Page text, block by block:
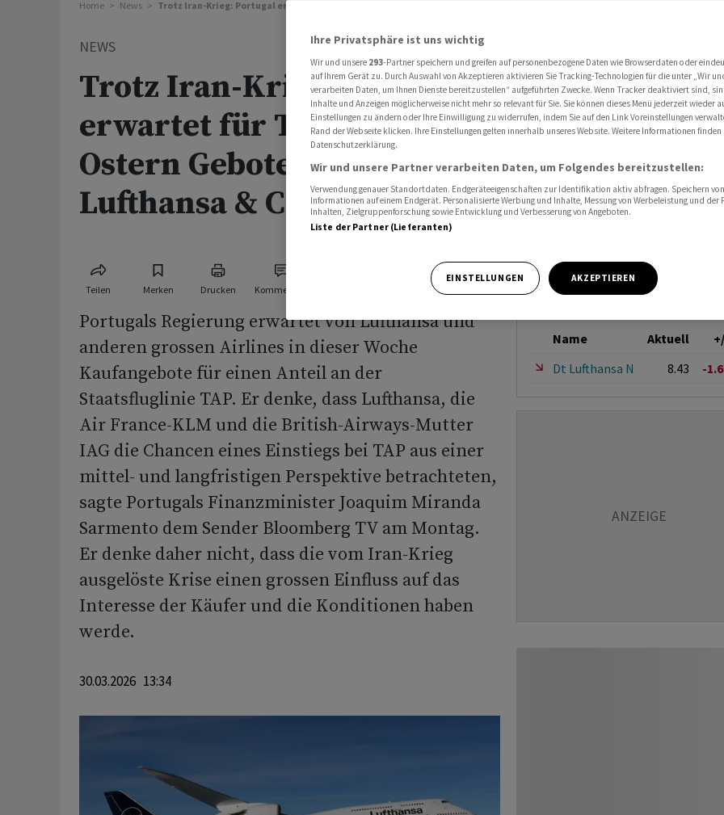
Home News Trotz Iran-Krieg: Portugal erwartet für TAP vor Ostern Gebote von Lufthansa & Co
NEWS
Trotz Iran-Krieg: Portugal
erwartet für TAP vor
Ostern Gebote von
Lufthansa & Co
Teilen Merken Drucken Kommentare
Portugals Regierung erwartet von Lufthansa und
anderen grossen Airlines in dieser Woche
Kaufangebote für einen Anteil an der
Staatsfluglinie TAP. Er denke, dass Lufthansa, die
Air France-KLM und die British-Airways-Mutter
IAG die Chancen eines Einstiegs bei TAP aus einer
mittel- und langfristigen Perspektive betrachteten,
sagte Portugals Finanzminister Joaquim Miranda
Sarmento dem Sender Bloomberg TV am Montag.
Er denke daher nicht, dass die vom Iran-Krieg
ausgelöste Krise einen grossen Einfluss auf das
Interesse der Käufer und die Konditionen haben
werde.
30.03.2026 13:34
Name Aktuell
Dt Lufthansa N
8.43 -
Ihre Privatsphäre ist uns wichtig
Wir und unsere 293-Partner speichern und greifen auf personenbezogene Daten wie Browserdaten oder
auf Ihrem Gerät zu. Durch Auswahl von Akzeptieren aktivieren Sie Tracking-Technologien für die unter „Wir
verarbeiten Daten, um Ihnen Dienste bereitzustellen“ aufgeführten Zwecke. Wenn Tracker deaktiviert sind,
Inhalte und Anzeigen möglicherweise nicht mehr so relevant für Sie. Sie können dieses Menü jederzeit wieder
Einstellungen zu ändern oder Ihre Einwilligung zu widerrufen, indem Sie auf den Link Voreinstellungen
Rand der Webseite klicken. Ihre Einstellungen gelten innerhalb unseres Website. Weitere Informationen finden
Datenschutzerklärung.
Wir und unsere Partner verarbeiten Daten, um Folgendes bereitzustellen:
Verwendung genauer Standortdaten. Endgeräteeigenschaften zur Identifikation aktiv abfragen. Speichern
Informationen auf einem Endgerät. Personalisierte Werbung und Inhalte, Messung von Werbeleistung und der
Inhalten, Zielgruppenforschung sowie Entwicklung und Verbesserung von Angeboten.
Liste der Partner (Lieferanten)
EINSTELLUNGEN AKZEPTIEREN